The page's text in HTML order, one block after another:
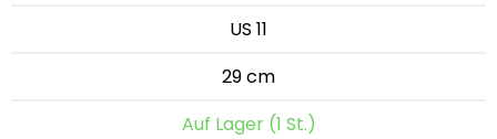
US 11
29 cm
Auf Lager (1 St.)